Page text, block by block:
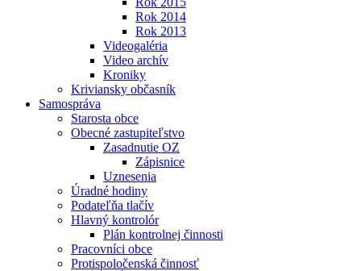
Rok 2014
Rok 2013
Videogaléria
Video archív
Kroniky
Kriviansky občasník
Samospráva
Starosta obce
Obecné zastupiteľstvo
Zasadnutie OZ
Zápisnice
Uznesenia
Úradné hodiny
Podateľňa tlačív
Hlavný kontrolór
Plán kontrolnej činnosti
Pracovníci obce
Protispoločenská činnosť